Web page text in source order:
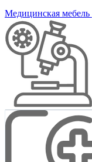
Медицинская мебель